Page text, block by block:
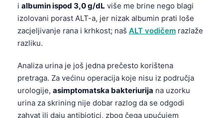
i albumin ispod 3,0 g/dL više me brine nego blagi
izolovani porast ALT-a, jer nizak albumin prati loše
zacjeljivanje rana i krhkost; naš ALT vodičem razlaže
razliku.
Analiza urina je još jedna prečesto korištena
pretraga. Za većinu operacija koje nisu iz područja
urologije, asimptomatska bakteriurija na uzorku
urina za skrining nije dobar razlog da se odgodi
zahvat ili daju antibiotici, zbog čega upućujem
Nederlands
हिन्दी
Հայերեն
Íslenska
Српски језик